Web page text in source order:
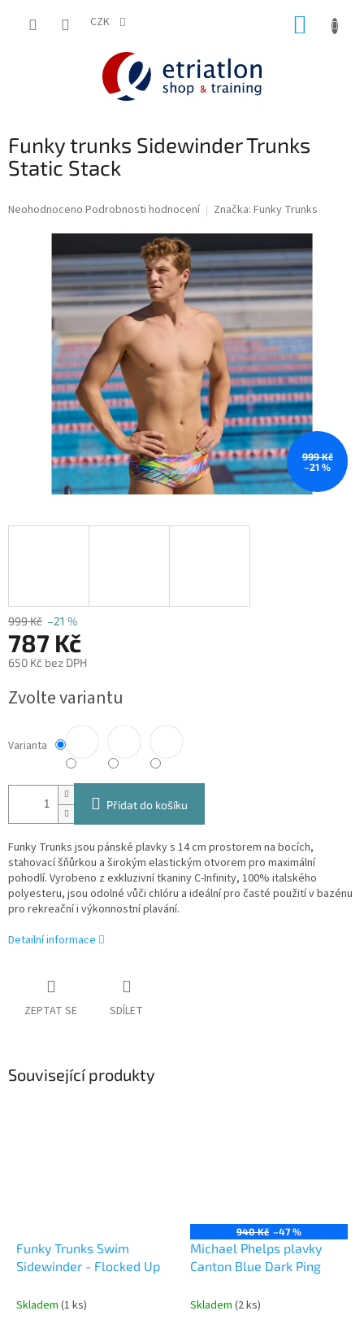
CZK
Funky trunks Sidewinder Trunks
Static Stack
Průměrné
hvězdiček.
Neohodnoceno Podrobnosti hodnocení Značka: Funky Trunks
999 Kč
–21 %
999 Kč –21 %
787 Kč
650 Kč bez DPH
cena:
Zvolte variantu
Varianta
Přidat do košíku
Funky Trunks jsou pánské plavky s 14 cm prostorem na bocích,
stahovací šňůrkou a širokým elastickým otvorem pro maximální
pohodlí. Vyrobeno z exkluzivní tkaniny C-Infinity, 100% italského
polyesteru, jsou odolné vůči chlóru a ideální pro časté použití v bazénu
pro rekreační i výkonnostní plavání.
Detailní informace
ZEPTAT SE SDÍLET
Související produkty
Funky Trunks Swim
Sidewinder - Flocked Up
Skladem (1 ks)
940 Kč –47 %
Michael Phelps plavky
Canton Blue Dark Ping
Skladem (2 ks)
shop.etriatlon.cz - Chat